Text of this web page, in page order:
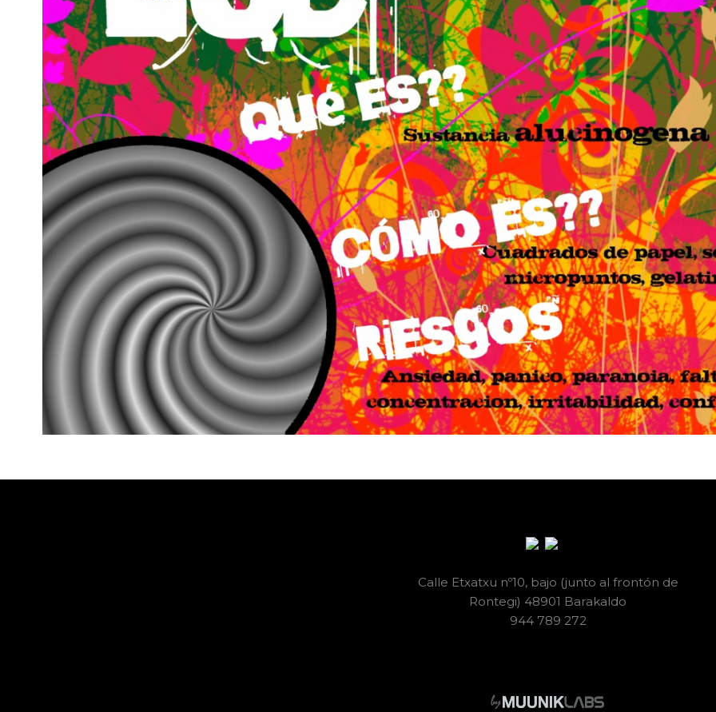
Calle Etxatxu nº10, bajo (junto al frontón de
Rontegi) 48901 Barakaldo
944 789 272